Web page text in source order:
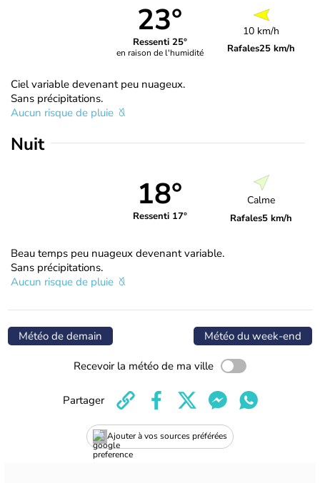
23°
Ressenti 25°
en raison de l'humidité
10 km/h
Rafales25 km/h
Ciel variable devenant peu nuageux.
Sans précipitations.
Aucun risque de pluie
Nuit
18°
Ressenti 17°
Calme
Rafales5 km/h
Beau temps peu nuageux devenant variable.
Sans précipitations.
Aucun risque de pluie
Météo de demain Météo du week-end
Recevoir la météo de ma ville
Ajouter à vos sources préférées
Partager